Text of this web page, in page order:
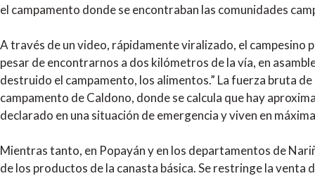
el campamento donde se encontraban las comunidades
A través de un video, rápidamente viralizado, el
pesar de encontrarnos a dos kilómetros de la vía, en
destruido el campamento, los alimentos.” La fuerza bruta
campamento de Caldono, donde se calcula que hay
declarado en una situación de emergencia y viven en
Mientras tanto, en Popayán y en los departamentos de
de los productos de la canasta básica. Se restringe la